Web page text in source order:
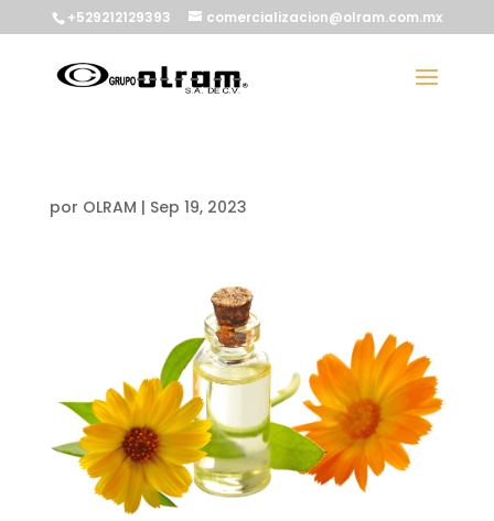
+529212129393 comercializacion@olram.com.mx
por OLRAM | Sep 19, 2023